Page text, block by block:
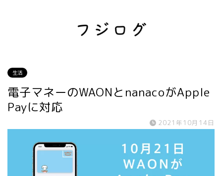
生活
電子マネーのWAONとnanacoがApple
Payに対応
2021年10月14日